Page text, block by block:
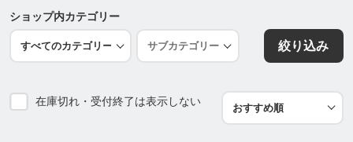
*:.｡. .｡.:* *:.｡. .｡.:**:.｡. .｡.:* *:.｡. .｡.:**:.｡. .｡.:* *:.｡. .｡.:*
ショップ内カテゴリー
絞り込み
在庫切れ・受付終了は表示しない